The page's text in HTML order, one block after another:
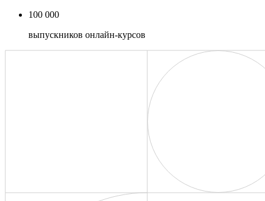
100 000
выпускников онлайн-курсов